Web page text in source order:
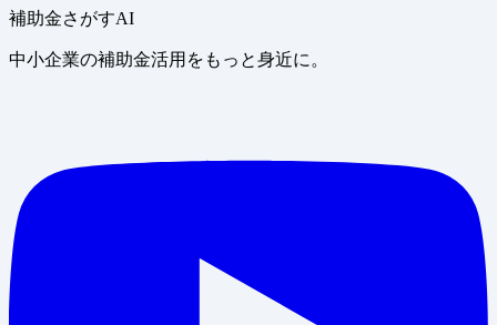
補助金さがすAI
中小企業の補助金活用をもっと身近に。